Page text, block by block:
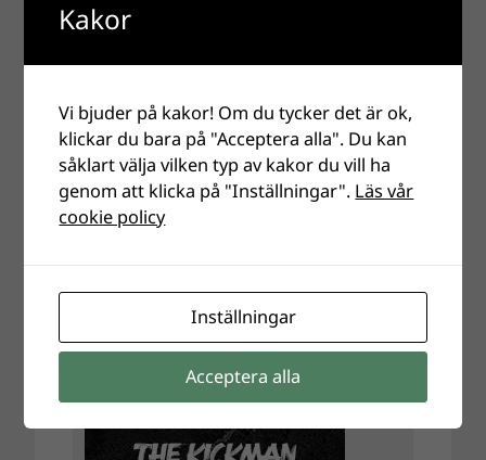
Kakor
Vi bjuder på kakor! Om du tycker det är ok,
klickar du bara på "Acceptera alla". Du kan
såklart välja vilken typ av kakor du vill ha
genom att klicka på "Inställningar". Läs vår
cookie policy
Inställningar
Acceptera alla